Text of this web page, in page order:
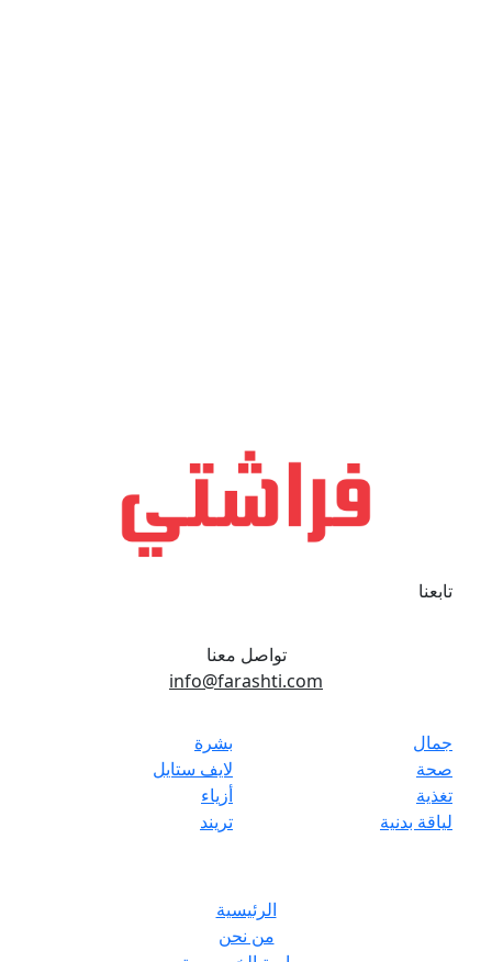
تابعنا
تواصل معنا
info@farashti.com
جمال
صحة
تغذية
لياقة بدنية
بشرة
لايف ستايل
أزياء
تريند
الرئيسية
من نحن